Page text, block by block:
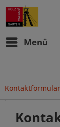
Menü
Kontaktformular